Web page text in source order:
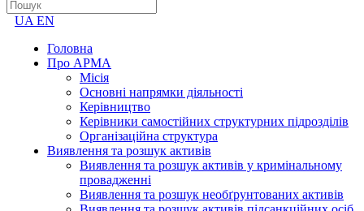
UA EN
Головна
Про АРМА
Місія
Основні напрямки діяльності
Керівництво
Керівники самостійних структурних підрозділів
Організаційна структура
Виявлення та розшук активів
Виявлення та розшук активів у кримінальному
провадженні
Виявлення та розшук необґрунтованих активів